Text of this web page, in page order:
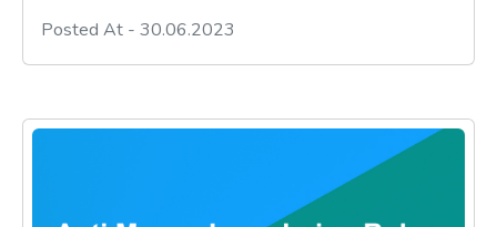
Posted At - 30.06.2023